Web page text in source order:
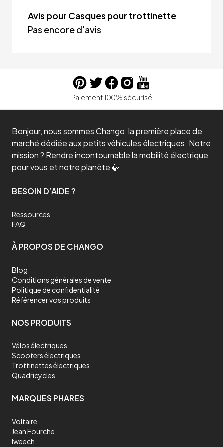
Avis pour Casques pour trottinette
Pas encore d'avis
Paiement 100% sécurisé
Bonjour, nous sommes Chango, la première place de
marché dédiée aux petits véhicules électriques. Notre
mission ? Rendre incontournable la mobilité électrique
pour vous et notre planète 🍃
BESOIN D’AIDE ?
Ressources
FAQ
À PROPOS DE CHANGO
Blog
Conditions générales de vente
Politique de confidentialité
Référencer vos produits
NOS PRODUITS
Vélos électriques
Scooters électriques
Trottinettes électriques
Quadricycles
MARQUES PHARES
Voltaire
Jean Fourche
Iweech